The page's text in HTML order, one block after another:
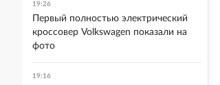
19:26
Первый полностью электрический
кроссовер Volkswagen показали на
фото
19:16